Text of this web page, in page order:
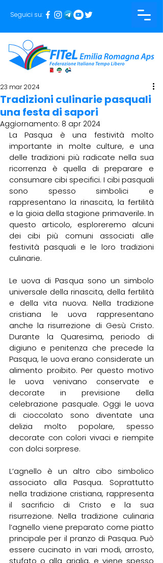
Seguici su:
Tradizioni culinarie pasquali
una festa di sapori
23 mar 2024
Aggiornamento: 8 apr 2024
La Pasqua è una festività molto
importante in molte culture, e una
delle tradizioni più radicate nella sua
ricorrenza è quella di preparare e
consumare cibi specifici. I cibi pasquali
sono spesso simbolici e
rappresentano la rinascita, la fertilità
e la gioia della stagione primaverile. In
questo articolo, esploreremo alcuni
dei cibi più comuni associati alle
festività pasquali e le loro tradizioni
culinarie.
Le uova di Pasqua sono un simbolo
universale della rinascita, della fertilità
e della vita nuova. Nella tradizione
cristiana le uova rappresentano
anche la risurrezione di Gesù Cristo.
Durante la Quaresima, periodo di
digiuno e penitenza che precede la
Pasqua, le uova erano considerate un
alimento proibito. Per questo motivo
le uova venivano conservate e
decorate in previsione della
celebrazione pasquale. Oggi le uova
di cioccolato sono diventate una
delizia molto popolare, spesso
decorate con colori vivaci e riempite
con dolci sorprese.
L’agnello è un altro cibo simbolico
associato alla Pasqua. Soprattutto
nella tradizione cristiana, rappresenta
il sacrificio di Cristo e la sua
risurrezione. Nella tradizione culinaria
l’agnello viene preparato come piatto
principale per il pranzo di Pasqua. Può
essere cucinato in vari modi, arrosto,
stufato o alla griglia, e viene spesso